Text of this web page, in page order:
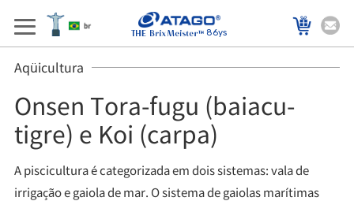
86ys
Aqüicultura
Onsen Tora-fugu (baiacu-
tigre) e Koi (carpa)
A piscicultura é categorizada em dois sistemas: vala de
irrigação e gaiola de mar. O sistema de gaiolas marítimas